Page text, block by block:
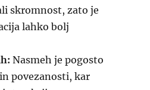
skromnost, zato je
lahko bolj
Nasmeh je pogosto
povezanosti, kar